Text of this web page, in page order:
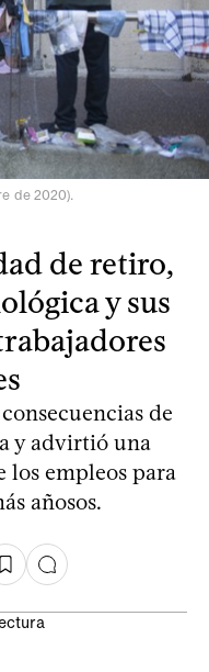
de 2020).
de retiro,
y sus
de
y advirtió una
los empleos para
añosos.